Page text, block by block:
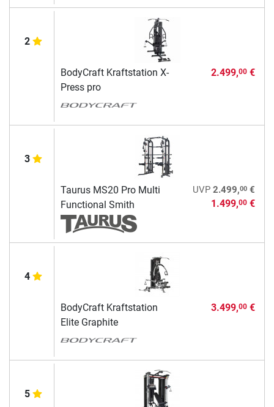
2
BodyCraft Kraftstation X-
Press pro
2.499,00€
3
Taurus MS20 Pro Multi
Functional Smith
UVP 2.499,00€
1.499,00€
4
BodyCraft Kraftstation
Elite Graphite
3.499,00€
5